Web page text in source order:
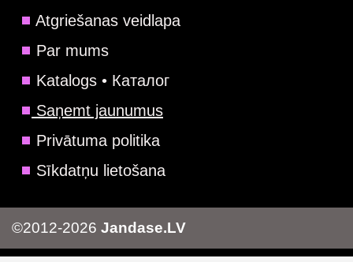
Atgriešanas veidlapa
Par mums
Katalogs • Каталог
Saņemt jaunumus
Privātuma politika
Sīkdatņu lietošana
©2012-2026 Jandase.LV